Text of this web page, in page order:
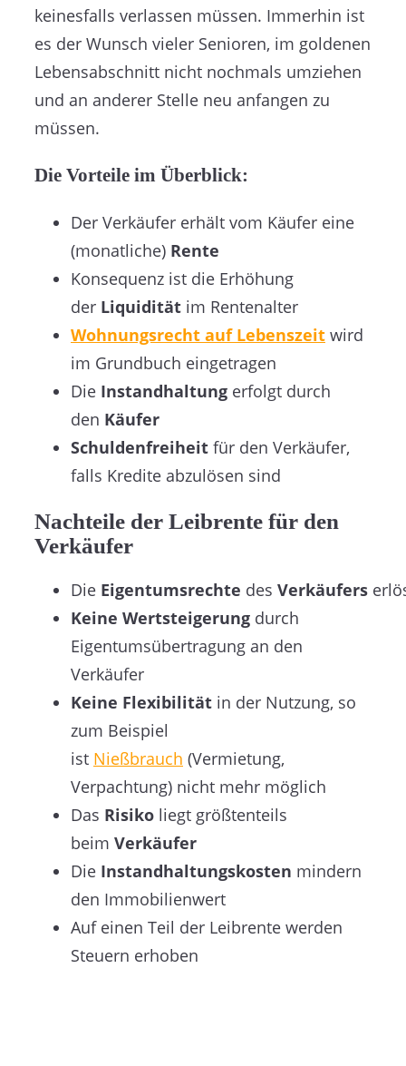
keinesfalls verlassen müssen. Immerhin ist
es der Wunsch vieler Senioren, im goldenen
Lebensabschnitt nicht nochmals umziehen
und an anderer Stelle neu anfangen zu
müssen.
Die Vorteile im Überblick:
Der Verkäufer erhält vom Käufer eine
(monatliche) Rente
Konsequenz ist die Erhöhung
der Liquidität im Rentenalter
Wohnungsrecht auf Lebenszeit wird
im Grundbuch eingetragen
Die Instandhaltung erfolgt durch
den Käufer
Schuldenfreiheit für den Verkäufer,
falls Kredite abzulösen sind
Nachteile der Leibrente für den
Verkäufer
Die Eigentumsrechte des Verkäufers
Keine Wertsteigerung durch
Eigentumsübertragung an den
Verkäufer
Keine Flexibilität in der Nutzung, so
zum Beispiel
ist Nießbrauch (Vermietung,
Verpachtung) nicht mehr möglich
Das Risiko liegt größtenteils
beim Verkäufer
Die Instandhaltungskosten mindern
den Immobilienwert
Auf einen Teil der Leibrente werden
Steuern erhoben